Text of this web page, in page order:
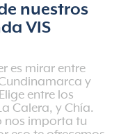
nuestros
VIS
es mirar entre
y
entre los
Calera, y Chía.
nos importa tu